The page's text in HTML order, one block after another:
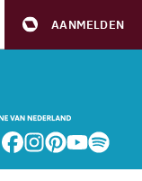
AANMELDEN